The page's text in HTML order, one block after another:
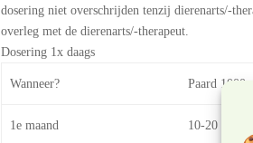
dosering niet overschrijden tenzij dierenarts/-
overleg met de dierenarts/-therapeut.
Dosering 1x daags
Wanneer? Paard 1000
1e maand 10-20 ml